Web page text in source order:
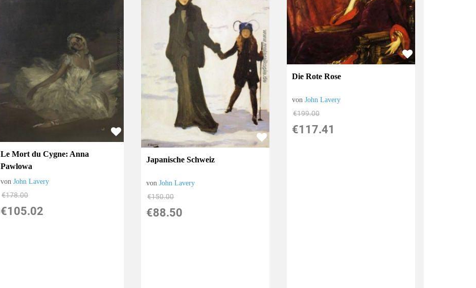
Le Mort du Cygne: Anna
Pawlowa
vonJohn Lavery
€178.00
€105.02
Japanische Schweiz
vonJohn Lavery
€150.00
€88.50
Die Rote Rose
vonJohn Lavery
€199.00
€117.41